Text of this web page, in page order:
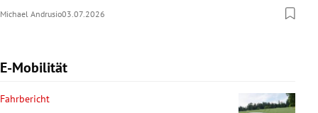
Michael Andrusio03.07.2026
E-Mobilität
Fahrbericht